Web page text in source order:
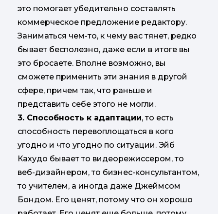
это помогает убедительно составлять
коммерческое предложение редактору.
Заниматься чем-то, к чему вас тянет, редко
бывает бесполезно, даже если в итоге вы
это бросаете. Вполне возможно, вы
сможете применить эти знания в другой
сфере, причем так, что раньше и
представить себе этого не могли.
3. Способность к адаптации, то есть
способность перевоплощаться в кого
угодно и что угодно по ситуации. Эйб
Кахудо бывает то видеорежиссером, то
веб-дизайнером, то бизнес-консультантом,
то учителем, а иногда даже Джеймсом
Бондом. Его ценят, потому что он хорошо